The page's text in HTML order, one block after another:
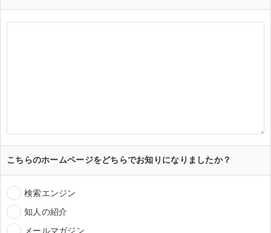
こちらのホームページをどちらでお知りになりましたか？
検索エンジン
知人の紹介
メールマガジン